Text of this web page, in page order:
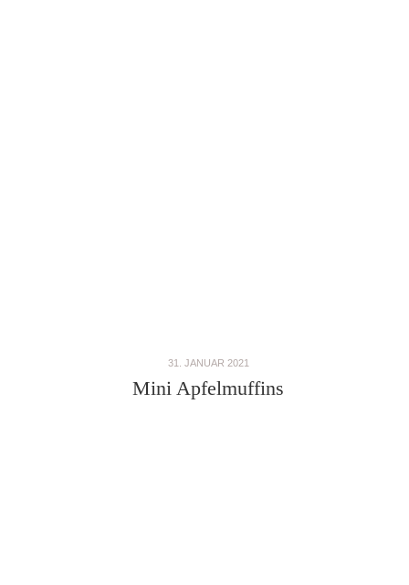
31. JANUAR 2021
Mini Apfelmuffins